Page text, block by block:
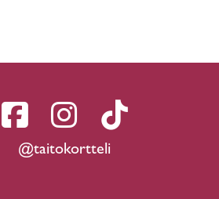
@taitokortteli